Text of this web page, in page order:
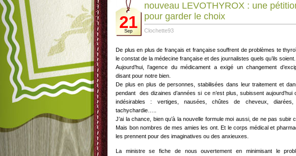
21
Sep
nouveau LEVOTHYROX : une
pour garder le choix
Clochette93
De plus en plus de français et française souffrent de problèmes te
le constat de la médecine française et des journalistes quels qu’ils soient.
Aujourd’hui, l’agence du médicament a exigé un changement
disant pour notre bien.
De plus en plus de personnes, stabilisées dans leur traitement et
pendant des dizaines d’années si ce n’est plus, subissent aujourd’hui
indésirables : vertiges, nausées, chûtes de cheveux, diarées,
tachychardie…..
J’ai la chance, bien qu’à la nouvelle formule moi aussi, de ne pas subir
Mais bon nombres de mes amies les ont. Et le corps médical et
les prennent pour des imaginatives ou des anxieuxes.
La ministre se fiche de nous ouvertement en minimisant le